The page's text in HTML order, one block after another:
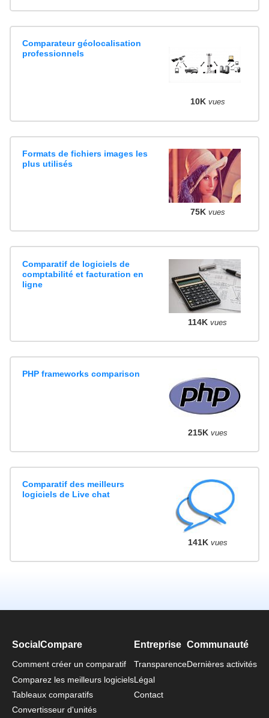
Comparateur géolocalisation
professionnels
10K vues
Formats de fichiers images les
plus utilisés
75K vues
Comparatif de logiciels de
comptabilité et facturation en
ligne
114K vues
PHP frameworks comparison
215K vues
Comparatif des meilleurs
logiciels de Live chat
141K vues
SocialCompare
Comment créer un comparatif
Comparez les meilleurs logiciels
Tableaux comparatifs
Convertisseur d'unités
Entreprise
Transparence
Légal
Contact
Communauté
Dernières activités